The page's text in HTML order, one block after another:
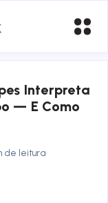
Interpreta
— E Como
de leitura